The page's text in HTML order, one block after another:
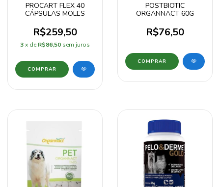
PROCART FLEX 40
CÁPSULAS MOLES
R$259,50
3x de R$86,50 sem juros
POSTBIOTIC
ORGANNACT 60G
R$76,50